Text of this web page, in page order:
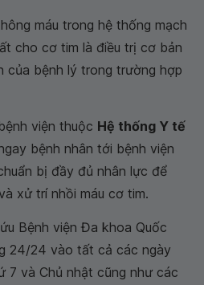
máu trong hệ thống mạch
cho cơ tim là điều trị cơ bản
của bệnh lý trong trường hợp
viện thuộc Hệ thống Y tế
bệnh nhân tới bệnh viện
bị đầy đủ nhân lực để
xử trí nhồi máu cơ tim.
Bệnh viện Đa khoa Quốc
24/24 vào tất cả các ngày
7 và Chủ nhật cũng như các